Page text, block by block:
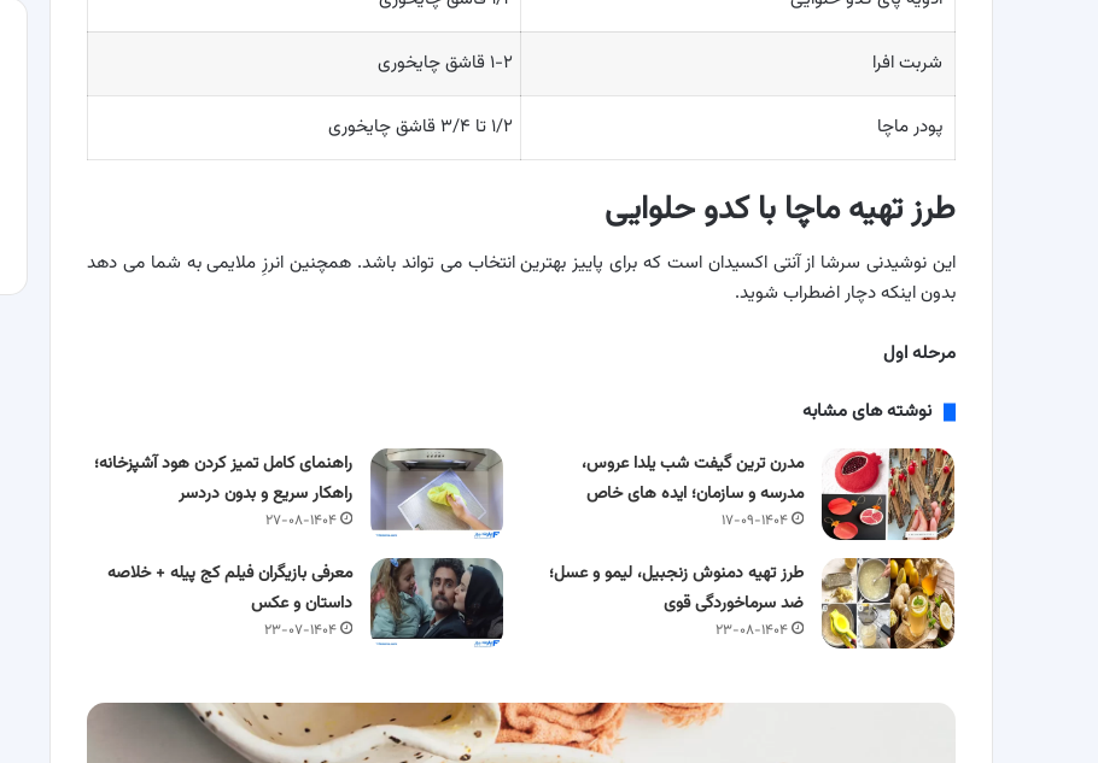
شربت افرا ۱-۲ قاشق چایخوری
پودر ماچا ۱/۲ تا ۳/۴ قاشق چایخوری
طرز تهیه ماچا با کدو حلوایی
این نوشیدنی سرشا از آنتی اکسیدان است که برای پاییز بهترین انتخاب می تواند باشد. همچنین انرزِ ملایمی به شما می دهد
بدون اینکه دچار اضطراب شوید.
مرحله اول
نوشته های مشابه
مدرن ترین گیفت شب یلدا عروس،
مدرسه و سازمان؛ ایده های خاص
۱۷-۰۹-۱۴۰۴
راهنمای کامل تمیز کردن هود آشپزخانه؛
راهکار سریع و بدون دردسر
۲۷-۰۸-۱۴۰۴
طرز تهیه دمنوش زنجبیل، لیمو و عسل؛
ضد سرماخوردگی قوی
۲۳-۰۸-۱۴۰۴
معرفی بازیگران فیلم کج پیله + خلاصه
داستان و عکس
۲۳-۰۷-۱۴۰۴